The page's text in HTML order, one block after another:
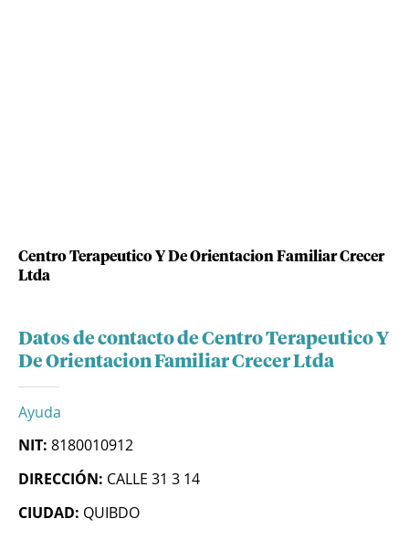
Centro Terapeutico Y De Orientacion Familiar Crecer
Ltda
Datos de contacto de Centro Terapeutico Y
De Orientacion Familiar Crecer Ltda
Ayuda
NIT: 8180010912
DIRECCIÓN: CALLE 31 3 14
CIUDAD: QUIBDO